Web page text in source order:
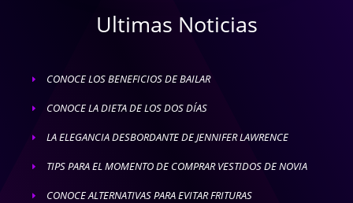
Ultimas Noticias
E CONOCE LOS BENEFICIOS DE BAILAR
E CONOCE LA DIETA DE LOS DOS DÍAS
E LA ELEGANCIA DESBORDANTE DE JENNIFER LAWRENCE
E TIPS PARA EL MOMENTO DE COMPRAR VESTIDOS DE NOVIA
E CONOCE ALTERNATIVAS PARA EVITAR FRITURAS